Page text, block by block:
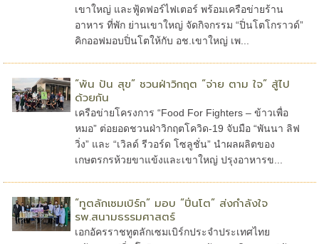
เขาใหญ่ และฟู้ดฟอร์ไฟเตอร์ พร้อมเครือข่ายร้าน
อาหาร ที่พัก ย่านเขาใหญ่ จัดกิจกรรม “ปิ่นโตโกราวด์”
คิกออฟมอบปิ่นโตให้กับ อช.เขาใหญ่ เพ...
“พัน ปัน สุข” ชวนฝ่าวิกฤต “จ่าย ตาม ใจ” สู้ไป
ด้วยกัน
เครือข่ายโครงการ “Food For Fighters – ข้าวเพื่อ
หมอ” ต่อยอดชวนฝ่าวิกฤตโควิด-19 จับมือ “พันนา ลิฟ
วิ่ง” และ “เวิลด์ รีวอร์ด โซลูชั่น” นำผลผลิตของ
เกษตรกรห้วยขาแข้งและเขาใหญ่ ปรุงอาหารข...
“ทูตลักเซมเบิร์ก” มอบ “ปิ่นโต” ส่งกำลังใจ
รพ.สนามธรรมศาสตร์
เอกอัครราชทูตลักเซมเบิร์กประจำประเทศไทย